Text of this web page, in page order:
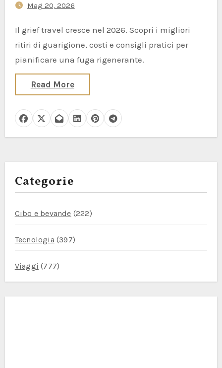
in Lutto
Mag 20, 2026
Il grief travel cresce nel 2026. Scopri i migliori
ritiri di guarigione, costi e consigli pratici per
pianificare una fuga rigenerante.
Read More
Categorie
Cibo e bevande (222)
Tecnologia (397)
Viaggi (777)